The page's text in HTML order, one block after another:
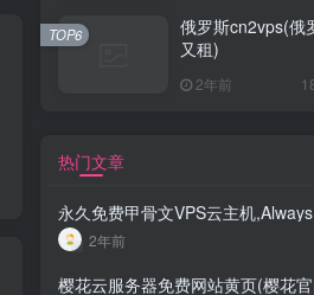
俄罗斯cn2vps(俄
又租)
2年前
TOP6
热门文章
2年前